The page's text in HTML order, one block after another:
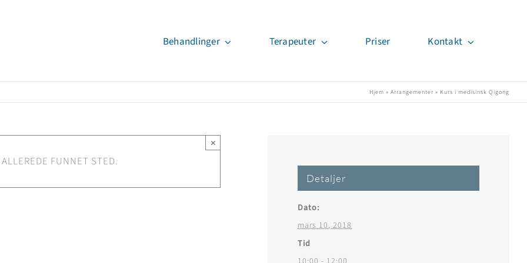
Behandlinger Terapeuter Priser Kontakt
Hjem » Arrangementer » Kurs i medisinsk Qigong
FUNNET STED.
×
Detaljer
Dato:
mars 10, 2018
Tid